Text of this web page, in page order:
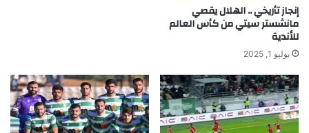
إنجاز تأريخي .. الهلال يقصي
مانشستر سيتي من كأس العالم
للأندية
يوليو 1, 2025